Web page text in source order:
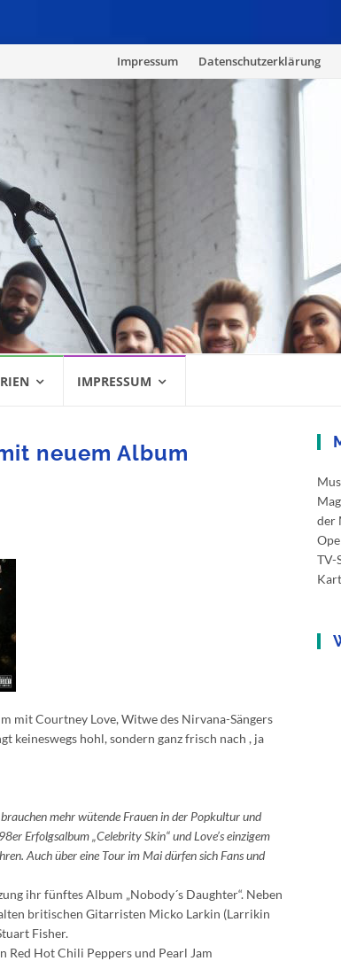
Skip
Impressum Datenschutzerklärung
IMPRESSUM
neuem Album
mit Courtney Love, Witwe des Nirvana-Sängers
keineswegs hohl, sondern ganz frisch nach , ja
mehr wütende Frauen in der Popkultur und
Erfolgsalbum „Celebrity Skin“ und Love’s einzigem
Auch über eine Tour im Mai dürfen sich Fans und
ihr fünftes Album „Nobody´s Daughter“. Neben
britischen Gitarristen Micko Larkin (Larrikin
Fisher.
Red Hot Chili Peppers und Pearl Jam
der
TV-